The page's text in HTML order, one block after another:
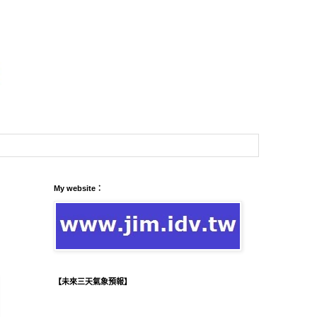
My website：
【未來三天氣象預報】